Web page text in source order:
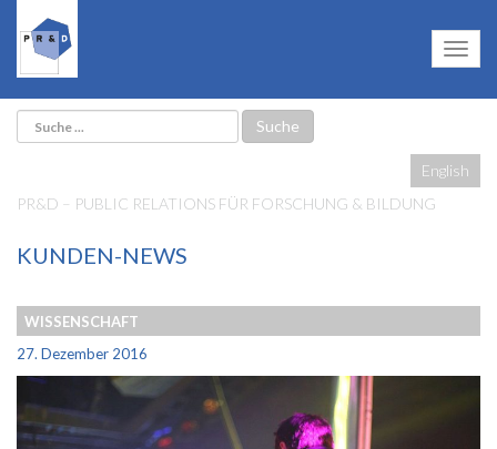
English
PR&D – PUBLIC RELATIONS FÜR FORSCHUNG & BILDUNG
KUNDEN-NEWS
WISSENSCHAFT
27. Dezember 2016